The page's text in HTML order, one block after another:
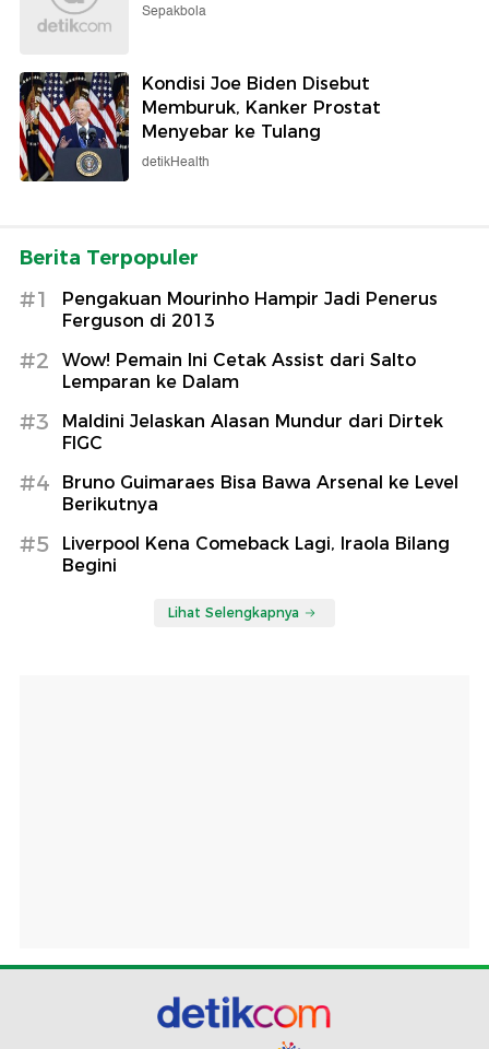
Sepakbola
Kondisi Joe Biden Disebut
Memburuk, Kanker Prostat
Menyebar ke Tulang
detikHealth
Berita Terpopuler
#1
Pengakuan Mourinho Hampir Jadi Penerus
Ferguson di 2013
#2
Wow! Pemain Ini Cetak Assist dari Salto
Lemparan ke Dalam
#3
Maldini Jelaskan Alasan Mundur dari Dirtek
FIGC
#4
Bruno Guimaraes Bisa Bawa Arsenal ke Level
Berikutnya
#5
Liverpool Kena Comeback Lagi, Iraola Bilang
Begini
Lihat Selengkapnya